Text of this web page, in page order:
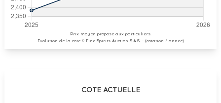
Prix moyen proposé aux particuliers.
Evolution de la cote © Fine Spirits Auction S.A.S. - (cotation / année)
COTE ACTUELLE